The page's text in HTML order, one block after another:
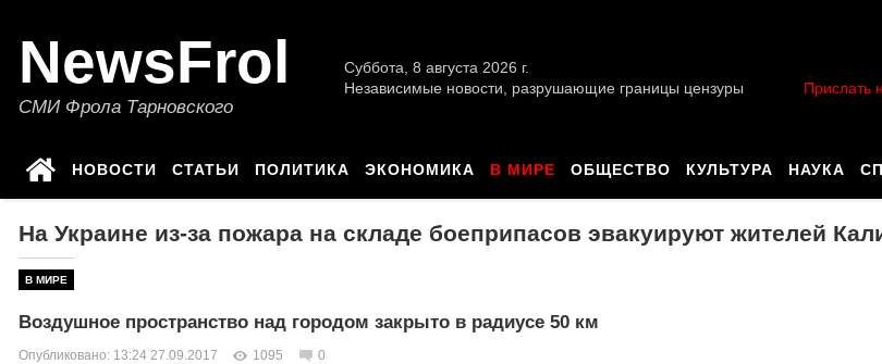
NewsFrol
СМИ Фрола Тарновского
Суббота, 8 августа 2026 г.
Независимые новости, разрушающие границы цензуры
Прислать
НОВОСТИ СТАТЬИ ПОЛИТИКА ЭКОНОМИКА В МИРЕ ОБЩЕСТВО КУЛЬТУРА НАУКА
На Украине из-за пожара на складе боеприпасов эвакуируют жителей
В МИРЕ
Воздушное пространство над городом закрыто в радиусе 50 км
Опубликовано: 13:24 27.09.2017 1095 0